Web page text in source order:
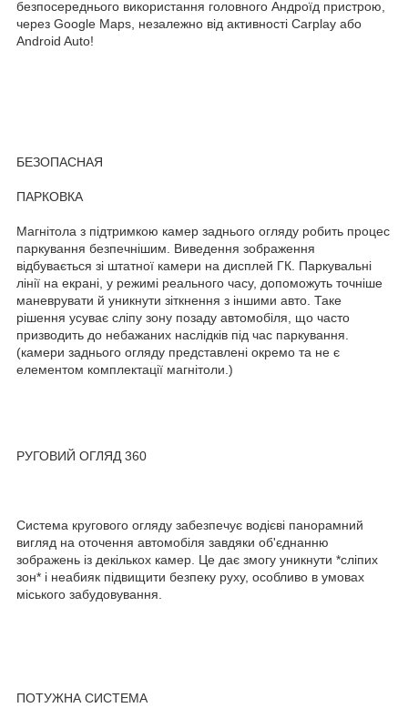
безпосереднього використання головного Андроїд пристрою,
через Google Maps, незалежно від активності Carplay або
Android Auto!
БЕЗОПАСНАЯ
ПАРКОВКА
Магнітола з підтримкою камер заднього огляду робить процес
паркування безпечнішим. Виведення зображення
відбувається зі штатної камери на дисплей ГК. Паркувальні
лінії на екрані, у режимі реального часу, допоможуть точніше
маневрувати й уникнути зіткнення з іншими авто. Таке
рішення усуває сліпу зону позаду автомобіля, що часто
призводить до небажаних наслідків під час паркування.
(камери заднього огляду представлені окремо та не є
елементом комплектації магнітоли.)
РУГОВИЙ ОГЛЯД 360
Система кругового огляду забезпечує водієві панорамний
вигляд на оточення автомобіля завдяки об'єднанню
зображень із декількох камер. Це дає змогу уникнути *сліпих
зон* і неабияк підвищити безпеку руху, особливо в умовах
міського забудовування.
ПОТУЖНА СИСТЕМА